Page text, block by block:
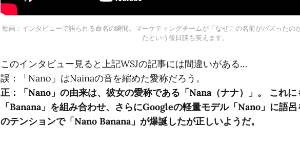
動画：インタビューで語られる命名の瞬間。マーケティングチームが「なぜこの名前がバズったの
たという後日談も笑えます。
このインタビュー見ると上記WSJの記事には間違いがある…
誤：「Nano」はNainaの音を縮めた愛称だろう。
正：「Nano」の由来は、彼女の愛称である「Nana（ナナ）」。 これ
「Banana」を組み合わせ、さらにGoogleの軽量モデル「Nano」に語
のテンションで「Nano Banana」が爆誕したが正しいようだ。